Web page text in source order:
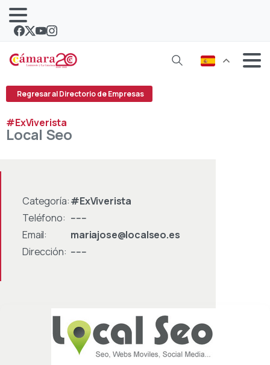
Regresar al Directorio de Empresas
#ExViverista
Local Seo
Categoría:#ExViverista
Teléfono: ------
Email:
mariajose@localseo.es
Dirección: ------